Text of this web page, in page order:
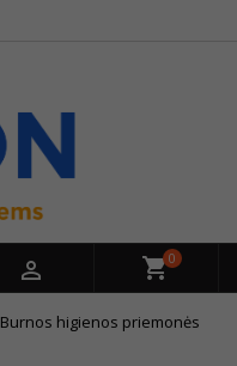
 0
Burnos higienos priemonės